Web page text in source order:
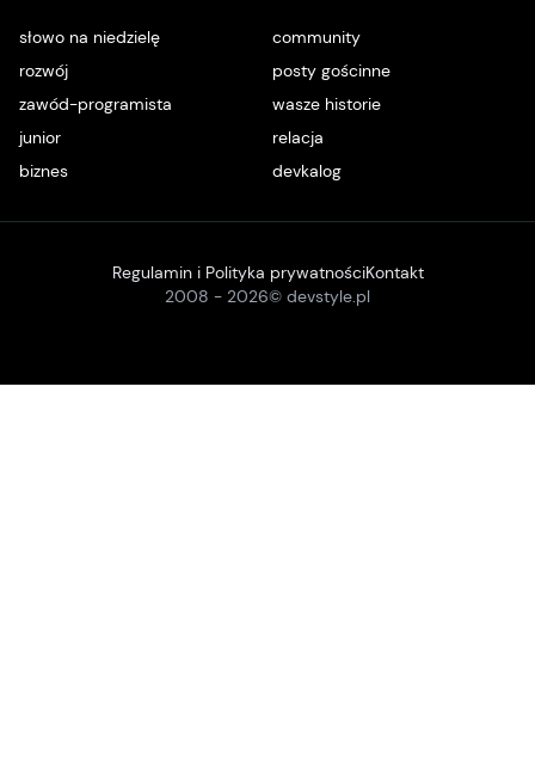
słowo na niedzielę
community
rozwój
posty gościnne
zawód-programista
wasze historie
junior
relacja
biznes
devkalog
2008 - 2026© devstyle.pl
Regulamin i Polityka prywatnościKontakt